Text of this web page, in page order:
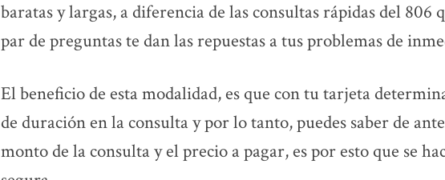
baratas y largas, a diferencia de las consultas rápidas del 806
par de preguntas te dan las repuestas a tus problemas de
El beneficio de esta modalidad, es que con tu tarjeta
de duración en la consulta y por lo tanto, puedes saber de
monto de la consulta y el precio a pagar, es por esto que se